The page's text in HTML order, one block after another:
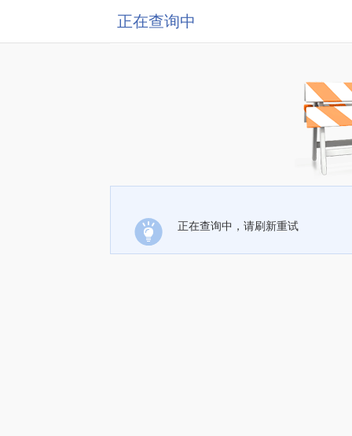
正在查询中
正在查询中，请刷新重试